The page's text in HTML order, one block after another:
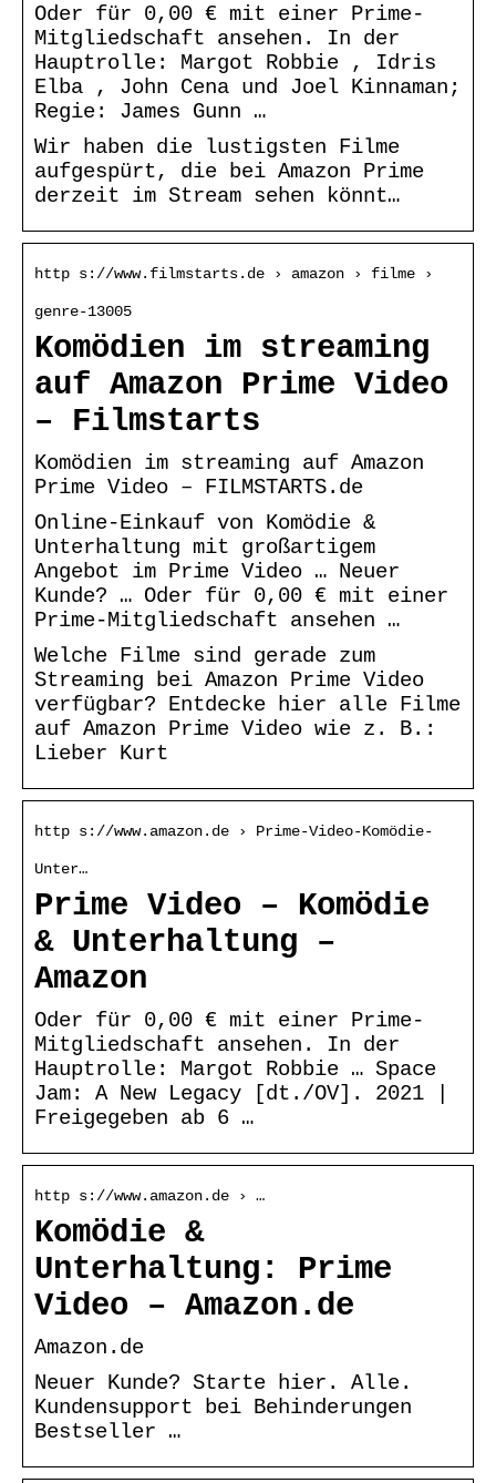
Oder für 0,00 € mit einer Prime-
Mitgliedschaft ansehen. In der
Hauptrolle: Margot Robbie , Idris
Elba , John Cena und Joel Kinnaman;
Regie: James Gunn …
Wir haben die lustigsten Filme
aufgespürt, die bei Amazon Prime
derzeit im Stream sehen könnt…
http s://www.filmstarts.de › amazon › filme ›
genre-13005
Komödien im streaming
auf Amazon Prime Video
– Filmstarts
Komödien im streaming auf Amazon
Prime Video – FILMSTARTS.de
Online-Einkauf von Komödie &
Unterhaltung mit großartigem
Angebot im Prime Video … Neuer
Kunde? … Oder für 0,00 € mit einer
Prime-Mitgliedschaft ansehen …
Welche Filme sind gerade zum
Streaming bei Amazon Prime Video
verfügbar? Entdecke hier alle Filme
auf Amazon Prime Video wie z. B.:
Lieber Kurt
http s://www.amazon.de › Prime-Video-Komödie-
Unter…
Prime Video – Komödie
& Unterhaltung –
Amazon
Oder für 0,00 € mit einer Prime-
Mitgliedschaft ansehen. In der
Hauptrolle: Margot Robbie … Space
Jam: A New Legacy [dt./OV]. 2021 |
Freigegeben ab 6 …
http s://www.amazon.de › …
Komödie &
Unterhaltung: Prime
Video – Amazon.de
Amazon.de
Neuer Kunde? Starte hier. Alle.
Kundensupport bei Behinderungen
Bestseller …